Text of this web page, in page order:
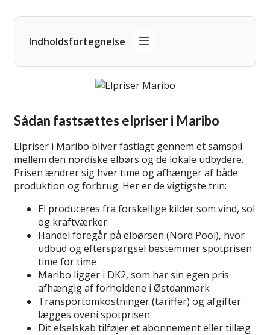
Indholdsfortegnelse
Sådan fastsættes elpriser i Maribo
Elpriser i Maribo bliver fastlagt gennem et samspil
mellem den nordiske elbørs og de lokale udbydere.
Prisen ændrer sig hver time og afhænger af både
produktion og forbrug. Her er de vigtigste trin:
El produceres fra forskellige kilder som vind, sol
og kraftværker
Handel foregår på elbørsen (Nord Pool), hvor
udbud og efterspørgsel bestemmer spotprisen
time for time
Maribo ligger i DK2, som har sin egen pris
afhængig af forholdene i Østdanmark
Transportomkostninger (tariffer) og afgifter
lægges oveni spotprisen
Dit elselskab tilføjer et abonnement eller tillæg